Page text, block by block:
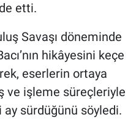
etti.
Savaşı döneminde
hikâyesini keçe
eserlerin ortaya
ve işleme süreçleriyle
sürdüğünü söyledi.